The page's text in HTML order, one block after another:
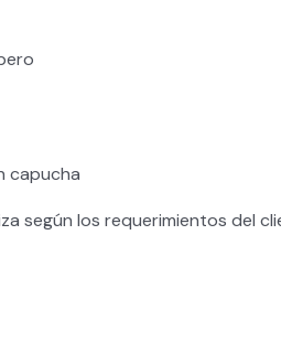
capucha
según los requerimientos del